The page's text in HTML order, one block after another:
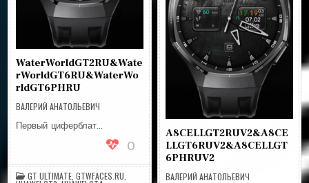
WaterWorldGT2RU&Wate
rWorldGT6RU&WaterWo
rldGT6PHRU
ВАЛЕРИЙ АНАТОЛЬЕВИЧ
Первый циферблат…
0
GT ULTIMATE ,GTWFACES.RU
A8CELLGT2RUV2&A8CE
LLGT6RUV2&A8CELLGT
6PHRUV2
ВАЛЕРИЙ АНАТОЛЬЕВИЧ